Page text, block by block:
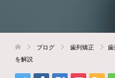
ブログ 歯列矯正
歯
を解説